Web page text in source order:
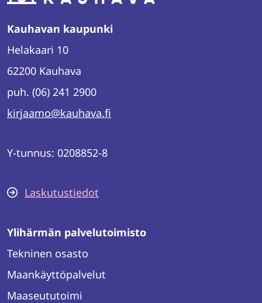
Kauhavan kaupunki
Helakaari 10
62200 Kauhava
puh. (06) 241 2900
kirjaamo@kauhava.fi
Y-tunnus: 0208852-8
Laskutustiedot
Ylihärmän palvelutoimisto
Tekninen osasto
Maankäyttöpalvelut
Maaseututoimi